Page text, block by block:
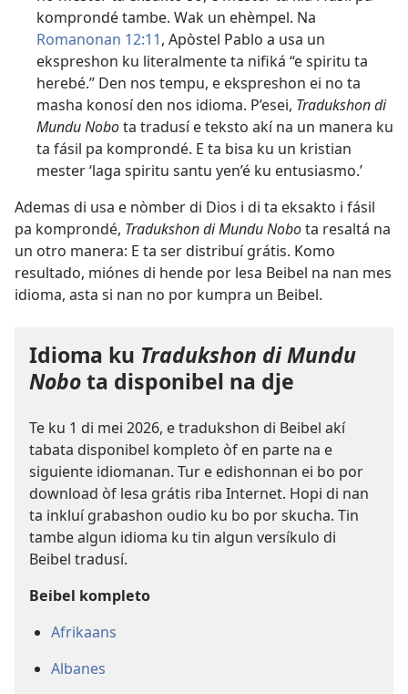
komprondé tambe. Wak un ehèmpel. Na
Romanonan 12:11, Apòstel Pablo a usa un
ekspreshon ku literalmente ta nifiká “e spiritu ta
herebé.” Den nos tempu, e ekspreshon ei no ta
masha konosí den nos idioma. P’esei, Tradukshon di
Mundu Nobota tradusí e teksto akí na un manera ku
ta fásil pa komprondé. E ta bisa ku un kristian
mester ‘laga spiritu santu yen’é ku entusiasmo.’
Ademas di usa e nòmber di Dios i di ta eksakto i fásil
pa komprondé, Tradukshon di Mundu Nobota resaltá na
un otro manera: E ta ser distribuí grátis. Komo
resultado, miónes di hende por lesa Beibel na nan mes
idioma, asta si nan no por kumpra un Beibel.
Idioma ku Tradukshon di Mundu
Nobota disponibel na dje
Te ku 1 di mei 2026, e tradukshon di Beibel akí
tabata disponibel kompleto òf en parte na e
siguiente idiomanan. Tur e edishonnan ei bo por
download òf lesa grátis riba Internet. Hopi di nan
ta inkluí grabashon oudio ku bo por skucha. Tin
tambe algun idioma ku tin algun versíkulo di
Beibel tradusí.
Beibel kompleto
Afrikaans
Albanes